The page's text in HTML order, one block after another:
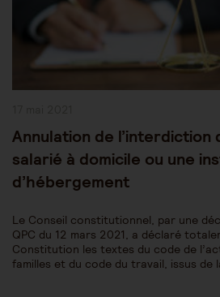
Annulation de l’interdiction
salarié à domicile ou une
d’hébergement
Le Conseil constitutionnel, par une
QPC du 12 mars 2021, a déclaré
Constitution les textes du code de
familles et du code du travail, issus de